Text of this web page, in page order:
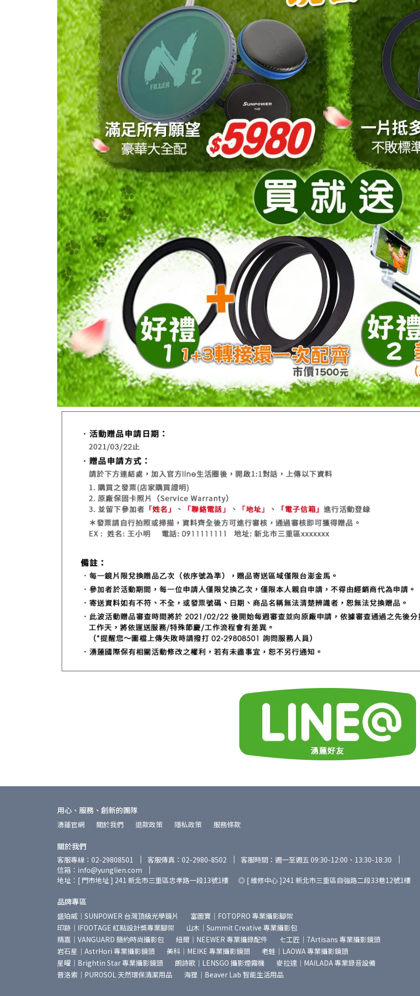
用心、服務、創新的團隊
湧蓮官網 關於我們 退款政策 隱私政策 服務條款
關於我們
客服專線：02-29808501 客服傳真：02-2980-8502
客服時間：週一至週五 09:30-12:00、13:30-18:30
信箱：info@yunglien.com
地址：[ 門市地址 ] 241 新北市三重區忠孝路一段13號1樓 ◎ [ 維修中心 ]241 新北市三重區自強路二段33巷12號1樓
品牌專區
盛珀威｜SUNPOWER 台灣頂級光學鏡片
富圖寶｜FOTOPRO 專業攝影腳架
印跡｜IFOOTAGE 紅點設計獎專業腳架
山木｜Summit Creative 專業攝影包
精嘉｜VANGUARD 簡約時尚攝影包
紐爾｜NEEWER 專業攝錄配件
七工匠｜7Artisans 專業攝影鏡頭
岩石星｜AstrHori 專業攝影鏡頭
美科｜MEIKE 專業攝影鏡頭
老蛙｜LAOWA 專業攝影鏡頭
星曜｜Brightin Star 專業攝影鏡頭
朗詩歌｜LENSGO 攝影煙霧機
麥拉達｜MAILADA 專業錄音設備
普洛索｜PUROSOL 天然環保清潔用品
海狸｜Beaver Lab 智能生活用品